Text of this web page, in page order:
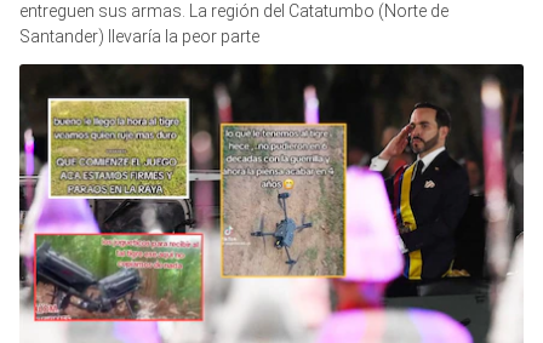
entreguen sus armas. La región del Catatumbo (Norte de
Santander) llevaría la peor parte